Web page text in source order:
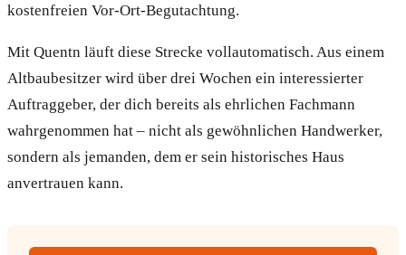
kostenfreien Vor-Ort-Begutachtung.
Mit Quentn läuft diese Strecke vollautomatisch. Aus einem
Altbaubesitzer wird über drei Wochen ein interessierter
Auftraggeber, der dich bereits als ehrlichen Fachmann
wahrgenommen hat – nicht als gewöhnlichen Handwerker,
sondern als jemanden, dem er sein historisches Haus
anvertrauen kann.